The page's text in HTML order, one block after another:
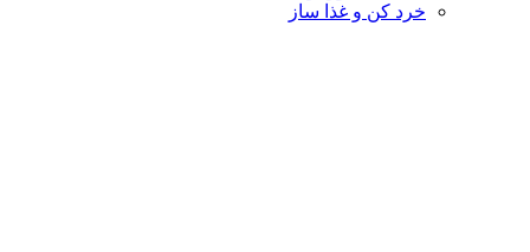
خرد کن و غذا ساز